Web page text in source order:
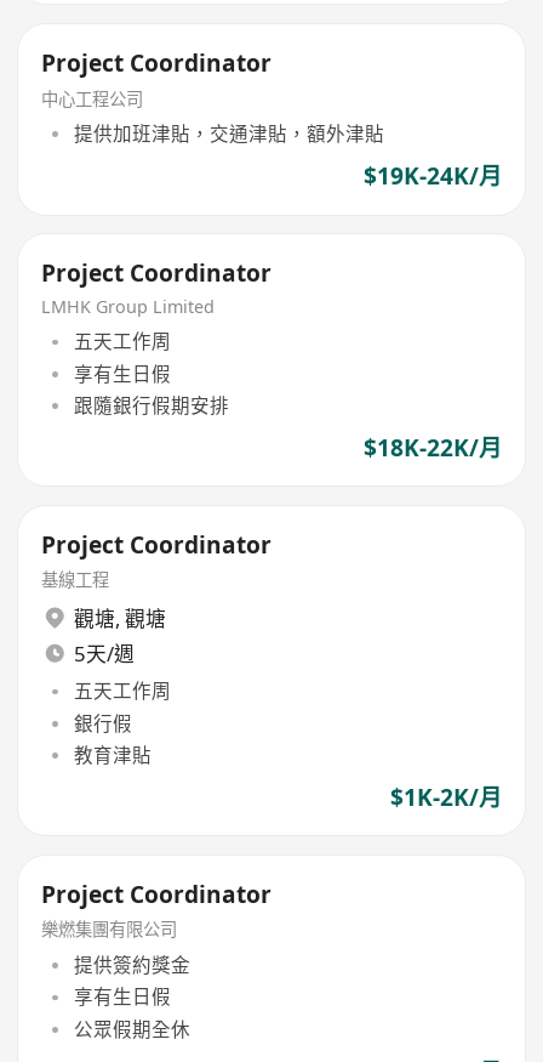
Project Coordinator
中心工程公司
提供加班津貼，交通津貼，額外津貼
$19K-24K/月
Project Coordinator
LMHK Group Limited
五天工作周
享有生日假
跟隨銀行假期安排
$18K-22K/月
Project Coordinator
基線工程
觀塘, 觀塘
5天/週
五天工作周
銀行假
教育津貼
$1K-2K/月
Project Coordinator
樂燃集團有限公司
提供簽約獎金
享有生日假
公眾假期全休